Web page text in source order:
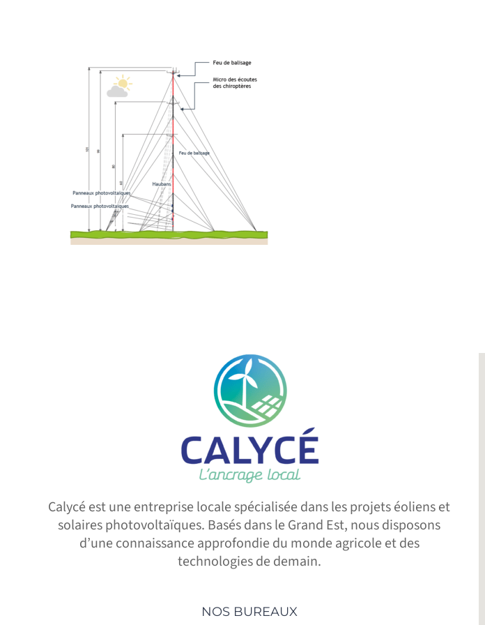
Calycé est une entreprise locale spécialisée dans les projets éoliens et
solaires photovoltaïques. Basés dans le Grand Est, nous disposons
d’une connaissance approfondie du monde agricole et des
technologies de demain.
NOS BUREAUX